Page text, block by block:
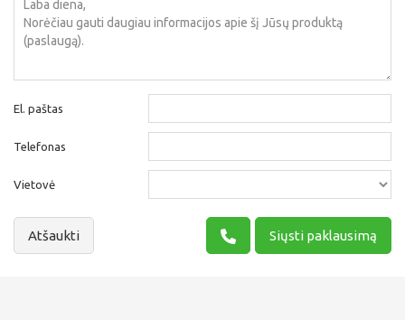
El. paštas
Telefonas
Vietovė
Atšaukti Siųsti paklausimą